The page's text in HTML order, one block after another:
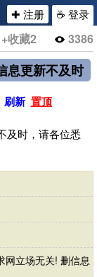
☕ 登录
✚ 注册
+收藏2 3386
息更新不及时
刷新 置顶
及时，请各位悉
网立场无关! 删信息